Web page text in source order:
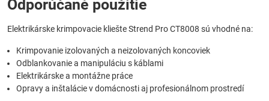
Odporúčané použitie
Elektrikárske krimpovacie kliešte Strend Pro CT8008 sú vhodné na:
Krimpovanie izolovaných a neizolovaných koncoviek
Odblankovanie a manipuláciu s káblami
Elektrikárske a montážne práce
Opravy a inštalácie v domácnosti aj profesionálnom prostredí